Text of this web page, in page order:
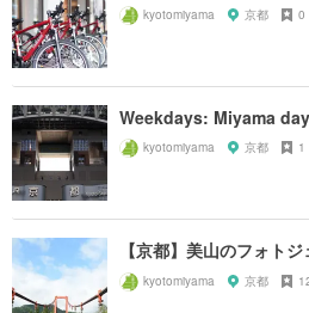
kyotomiyama 京都 0
Weekdays: Miyama
kyotomiyama 京都 1
【京都】美山のフォト
kyotomiyama 京都